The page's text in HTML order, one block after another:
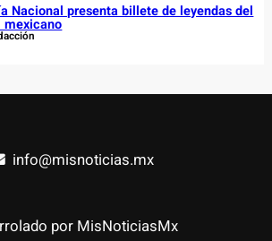
Nacional presenta billete de leyendas del
mexicano
info@misnoticias.mx
por MisNoticiasMx